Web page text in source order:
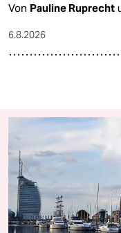
Von Pauline Ruprecht
6.8.2026